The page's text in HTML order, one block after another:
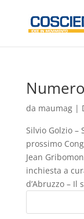
da maumag|
Silvio Golzio
prossimo
Jean
inchiesta a
d’Abruzzo – Il